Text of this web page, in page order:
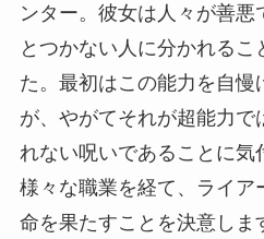
ンター。彼女は人々が善悪
とつかない人に分かれるこ
た。最初はこの能力を自慢
が、やがてそれが超能力で
れない呪いであることに気
様々な職業を経て、ライア
命を果たすことを決意しま